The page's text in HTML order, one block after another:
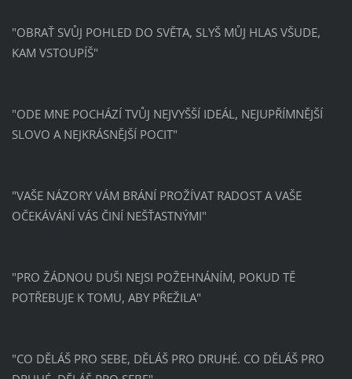
"OBRAŤ SVŮJ POHLED DO SVĚTA, SLYŠ MŮJ HLAS VŠUDE,
KAM VSTOUPÍŠ"
"ODE MNE POCHÁZÍ TVŮJ NEJVYŠŠÍ IDEÁL, NEJUPŘÍMNĚJŠÍ
SLOVO A NEJKRÁSNĚJŠÍ POCIT"
"VAŠE NÁZORY VÁM BRÁNÍ PROŽÍVAT RADOST A VAŠE
OČEKÁVÁNÍ VÁS ČINÍ NEŠŤASTNÝMI"
"PRO ŽÁDNOU DUŠI NEJSI POŽEHNÁNÍM, POKUD TĚ
POTŘEBUJE K TOMU, ABY PŘEŽILA"
"CO DĚLÁŠ PRO SEBE, DĚLÁŠ PRO DRUHÉ. CO DĚLÁŠ PRO